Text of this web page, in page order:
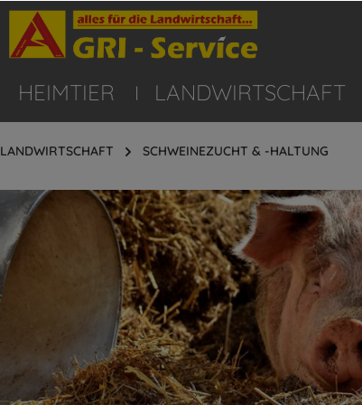
HEIMTIER LANDWIRTSCHAFT
LANDWIRTSCHAFT SCHWEINEZUCHT & -HALTUNG